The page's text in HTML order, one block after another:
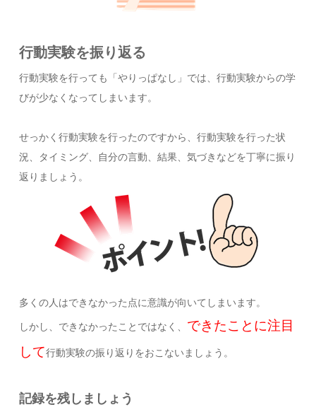
行動実験を振り返る
行動実験を行っても「やりっぱなし」では、行動実験からの学
びが少なくなってしまいます。
せっかく行動実験を行ったのですから、行動実験を行った状
況、タイミング、自分の言動、結果、気づきなどを丁寧に振り
返りましょう。
多くの人はできなかった点に意識が向いてしまいます。
しかし、できなかったことではなく、 できたことに注目
して行動実験の振り返りをおこないましょう。
記録を残しましょう